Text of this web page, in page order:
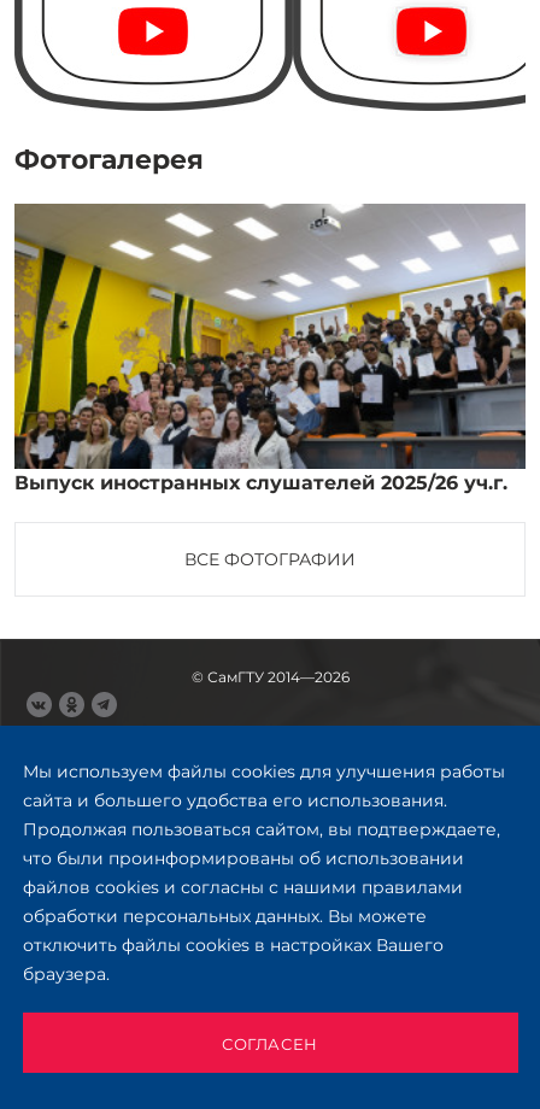
Фотогалерея
Выпуск иностранных слушателей 2025/26 уч.г.
ВСЕ ФОТОГРАФИИ
Мы используем файлы cookies для улучшения работы
сайта и большего удобства его использования.
Продолжая пользоваться сайтом, вы подтверждаете,
что были проинформированы об использовании
файлов cookies и согласны с нашими правилами
обработки персональных данных. Вы можете
отключить файлы cookies в настройках Вашего
браузера.
СОГЛАСЕН
© СамГТУ 2014—2026
443100, Самара
Обратная связь
Приемная комиссия
Приёмная комиссия
Заочное обучение
+ 7 (846) 279-03-58